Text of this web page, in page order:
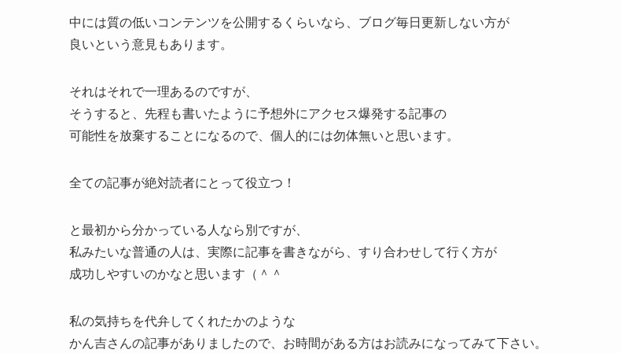
中には質の低いコンテンツを公開するくらいなら、ブログ毎日更新しない方が
良いという意見もあります。
それはそれで一理あるのですが、
そうすると、先程も書いたように予想外にアクセス爆発する記事の
可能性を放棄することになるので、個人的には勿体無いと思います。
全ての記事が絶対読者にとって役立つ！
と最初から分かっている人なら別ですが、
私みたいな普通の人は、実際に記事を書きながら、すり合わせして行く方が
成功しやすいのかなと思います（＾＾
私の気持ちを代弁してくれたかのような
かん吉さんの記事がありましたので、お時間がある方はお読みになってみて下さい。